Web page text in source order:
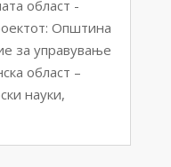
област -
Општина
за управување
област –
науки,